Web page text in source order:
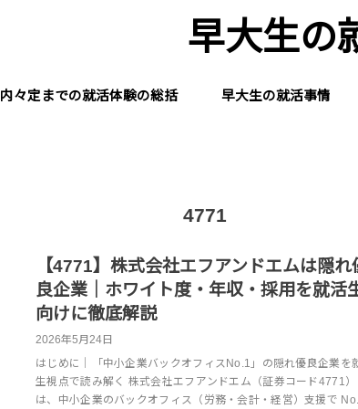
早大生の
内々定までの就活体験の総括 早大生の就活事情
4771
【4771】株式会社エフアンドエムは隠れ
良企業｜ホワイト度・年収・採用を就活
向けに徹底解説
2026年5月24日
はじめに｜「中小企業バックオフィスNo.1」の隠れ優良企業を
生視点で読み解く 株式会社エフアンドエム（証券コード4771）
は、中小企業のバックオフィス（労務・会計・経営）支援で